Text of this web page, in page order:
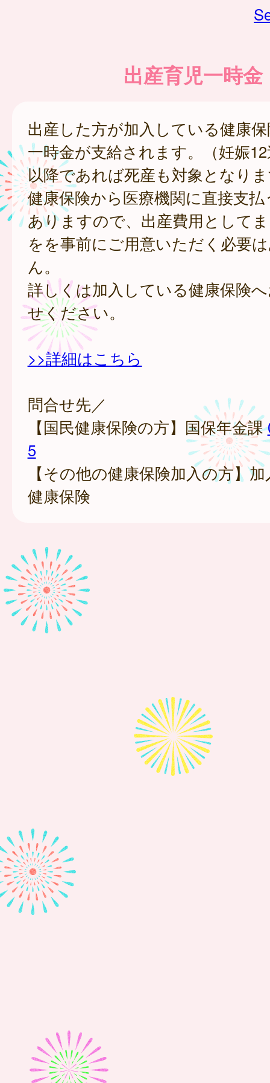
出産育児一時金
出産した方が加入している健康
一時金が支給されます。（妊娠
以降であれば死産も対象となり
健康保険から医療機関に直接支
ありますので、出産費用として
をを事前にご用意いただく必要
ん。
詳しくは加入している健康保険
せください。
>>詳細はこちら
問合せ先／
【国民健康保険の方】国保年金課
5
【その他の健康保険加入の方】
健康保険